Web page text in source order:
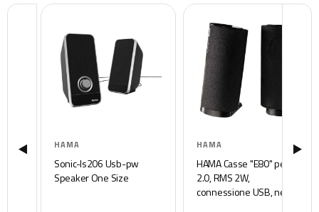
HAMA
Sonic-ls206 Usb-pw
Speaker One Size
HAMA
HAMA Casse "E80" per PC,
2.0, RMS 2W,
connessione USB, nero